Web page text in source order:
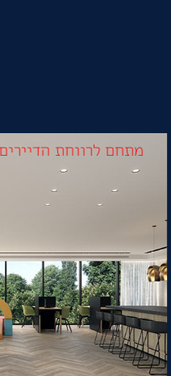
מתחם לרווחת הדיירים